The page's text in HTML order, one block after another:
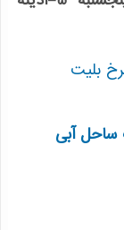
بلیت
ساحل آبی